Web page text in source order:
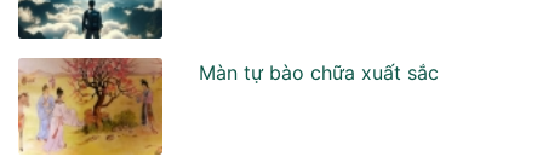
Màn tự bào chữa xuất sắc